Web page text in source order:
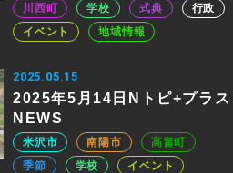
川西町
学校 式典
行政
イベント
地域情報
2025.05.15
2025年5月14日Nトピ+プラス
NEWS
米沢市 南陽市
高畠町
季節
学校
イベント